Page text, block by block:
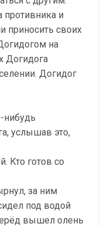
противника и
приносить своих
на
Догидога
Догидог
нибудь
услышав это,
Кто готов со
за ним
под водой
вышел олень